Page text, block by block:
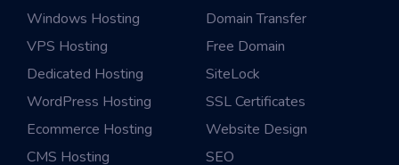
Windows Hosting
VPS Hosting
Dedicated Hosting
WordPress Hosting
Ecommerce Hosting
CMS Hosting
Domain Transfer
Free Domain
SiteLock
SSL Certificates
Website Design
SEO